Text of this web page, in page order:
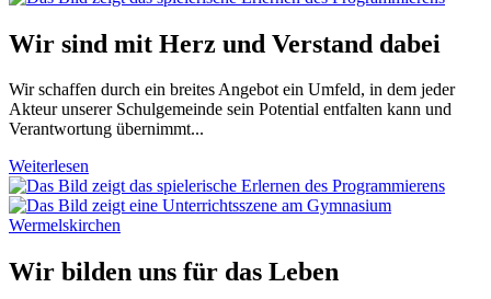
Wir sind mit Herz und Verstand dabei
Wir schaffen durch ein breites Angebot ein Umfeld, in dem jeder
Akteur unserer Schulgemeinde sein Potential entfalten kann und
Verantwortung übernimmt...
Weiterlesen
Wir bilden uns für das Leben